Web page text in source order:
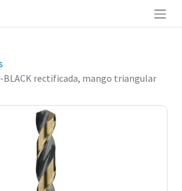
BLACK rectificada, mango triangular